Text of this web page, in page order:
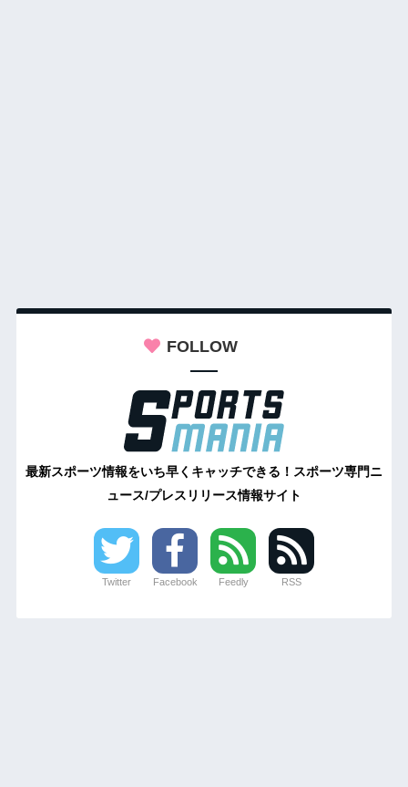
FOLLOW
最新スポーツ情報をいち早くキャッチできる！スポーツ専門ニ
ュース/プレスリリース情報サイト
Twitter Facebook Feedly RSS